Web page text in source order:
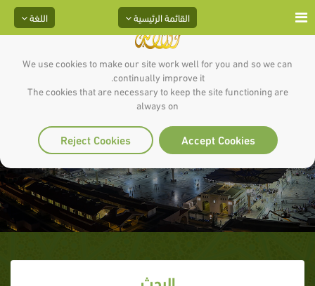
We use cookies to make our site work well for you and so we can
continually improve it.
The cookies that are necessary to keep the site functioning are
always on
Accept Cookies
Reject Cookies
اللغة القائمة الرئيسية
قضايا معاصرة